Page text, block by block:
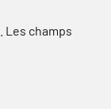
Les champs